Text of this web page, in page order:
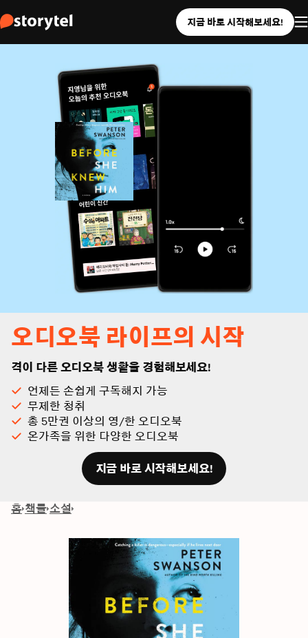
지금 바로 시작해보세요!
오디오북 라이프의 시작
격이 다른 오디오북 생활을 경험해보세요!
언제든 손쉽게 구독해지 가능
무제한 청취
총 5만권 이상의 영/한 오디오북
온가족을 위한 다양한 오디오북
지금 바로 시작해보세요!
홈 책들 소설